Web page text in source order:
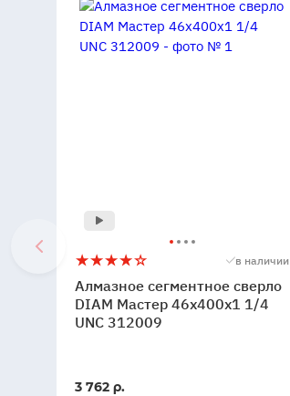
Алмазное
сегментное
сверло
DIAM
1/4
4 в наличии
Алмазное сегментное сверло
DIAM Мастер 46x400x1 1/4
UNC 312009
В
3 762 р.